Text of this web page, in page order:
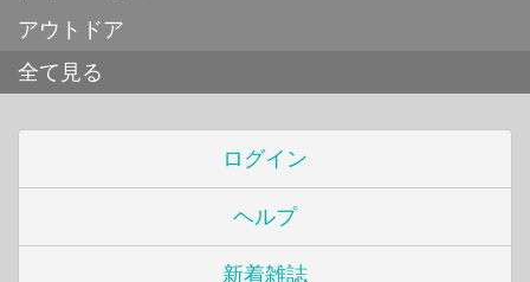
アウトドア
全て見る
ログイン
ヘルプ
新着雑誌